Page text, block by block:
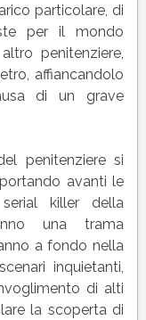
particolare, di
per il mondo
penitenziere,
affiancandolo
di un grave
penitenziere si
avanti le
killer della
una trama
a fondo nella
inquietanti,
di alti
la scoperta di